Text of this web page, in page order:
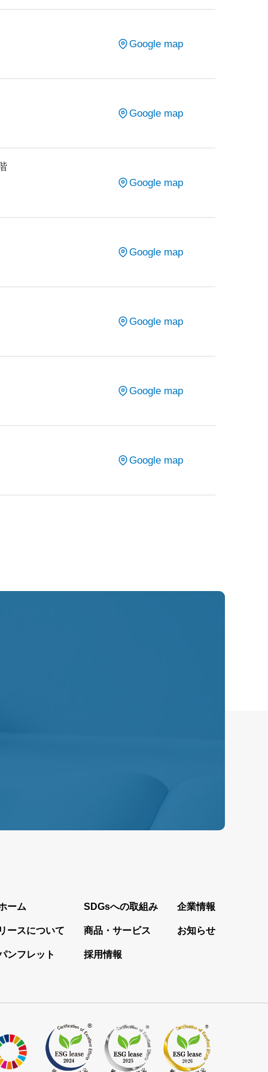
Google map
Google map
Google map
Google map
Google map
Google map
Google map
ーム SDGsへの取組み 企業情報
ースについて 商品・サービス お知らせ
ンフレット 採用情報